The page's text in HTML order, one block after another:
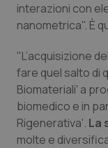
Piemonte
Provincia
Provincia
Puglia
HIV
Infezioni &
Malattie
interazioni con
nanometrica". È
"L’acquisizione
fare quel salto di
Biomateriali' a
biomedico e in
Rigenerativa'. La
molte e